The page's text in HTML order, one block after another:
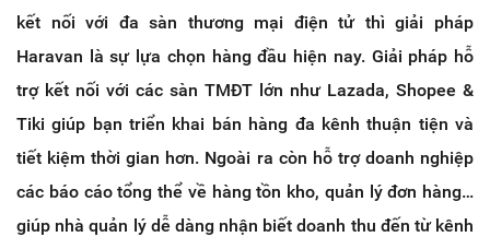
kết nối với đa sàn thương mại điện tử thì giải pháp
Haravan là sự lựa chọn hàng đầu hiện nay. Giải pháp hỗ
trợ kết nối với các sàn TMĐT lớn như Lazada, Shopee &
Tiki giúp bạn triển khai bán hàng đa kênh thuận tiện và
tiết kiệm thời gian hơn. Ngoài ra còn hỗ trợ doanh nghiệp
các báo cáo tổng thể về hàng tồn kho, quản lý đơn hàng…
giúp nhà quản lý dễ dàng nhận biết doanh thu đến từ kênh